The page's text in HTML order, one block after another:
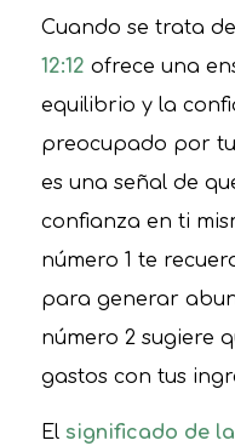
Cuando se trata
12:12 ofrece una
equilibrio y la
preocupado por
es una señal de
confianza en ti
número 1 te
para generar
número 2 sugiere
gastos con tus
El significado de la